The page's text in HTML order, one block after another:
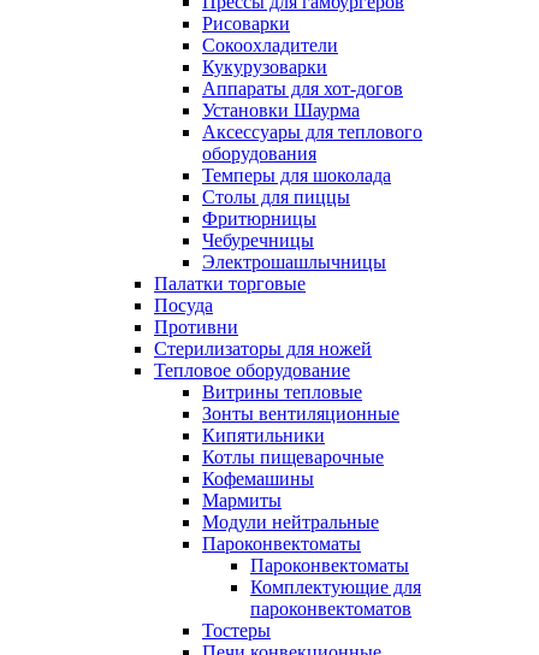
Рисоварки
Сокоохладители
Кукурузоварки
Аппараты для хот-догов
Установки Шаурма
Аксессуары для теплового
оборудования
Темперы для шоколада
Столы для пиццы
Фритюрницы
Чебуречницы
Электрошашлычницы
Палатки торговые
Посуда
Противни
Стерилизаторы для ножей
Тепловое оборудование
Витрины тепловые
Зонты вентиляционные
Кипятильники
Котлы пищеварочные
Кофемашины
Мармиты
Модули нейтральные
Пароконвектоматы
Пароконвектоматы
Комплектующие для
пароконвектоматов
Тостеры